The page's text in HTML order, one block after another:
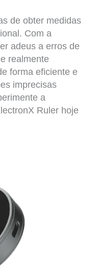
de obter medidas
Com a
adeus a erros de
realmente
forma eficiente e
imprecisas
a
Ruler hoje